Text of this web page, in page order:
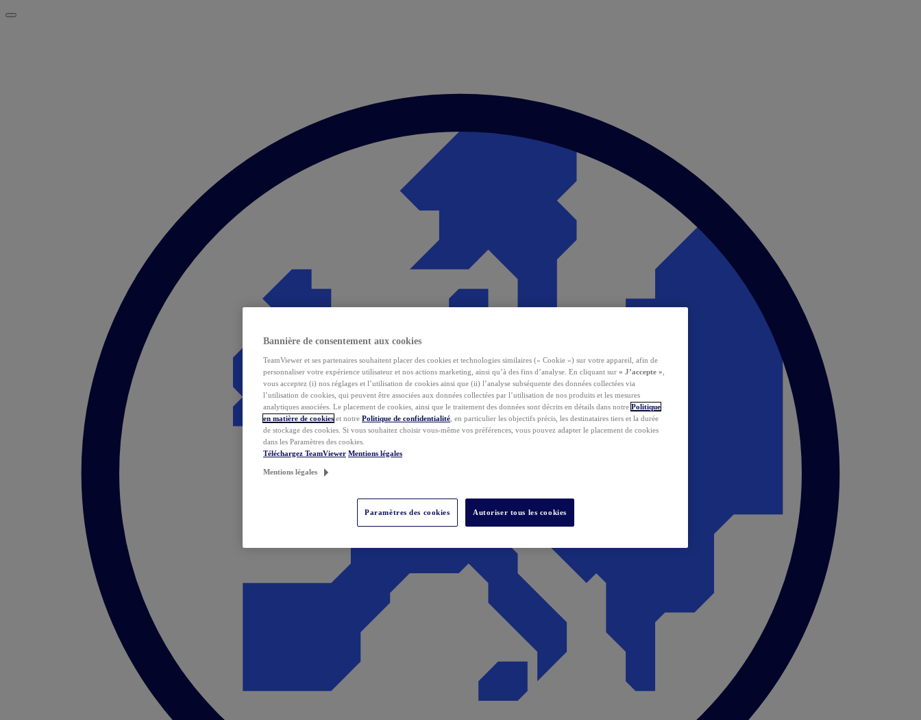
Bannière de consentement aux cookies
TeamViewer et ses partenaires souhaitent placer des cookies et technologies similaires (« Cookie ») sur votre appareil, afin de
personnaliser votre expérience utilisateur et nos actions marketing, ainsi qu’à des fins d’analyse. En cliquant sur « J’accepte »
vous acceptez (i) nos réglages et l’utilisation de cookies ainsi que (ii) l’analyse subséquente des données collectées via
l’utilisation de cookies, qui peuvent être associées aux données collectées par l’utilisation de nos produits et les mesures
analytiques associées. Le placement de cookies, ainsi que le traitement des données sont décrits en détails dans notre Politique
en matière de cookies et notre Politique de confidentialité , en particulier les objectifs précis, les destinataires tiers et la durée
de stockage des cookies. Si vous souhaitez choisir vous-même vos préférences, vous pouvez adapter le placement de cookies
dans les Paramètres des cookies.
Téléchargez TeamViewer Mentions légales
Mentions légales
Paramètres des cookies Autoriser tous les cookies